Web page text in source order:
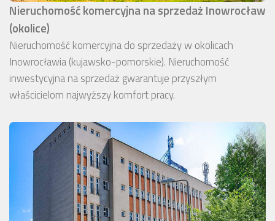
Nieruchomość komercyjna na sprzedaż Inowrocław
(okolice)
Nieruchomość komercyjna do sprzedaży w okolicach
Inowrocławia (kujawsko-pomorskie). Nieruchomość
inwestycyjna na sprzedaż gwarantuje przyszłym
właścicielom najwyższy komfort pracy.